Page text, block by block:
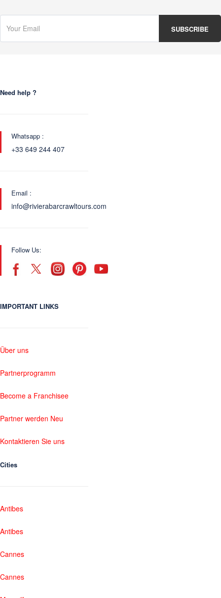
Need help ?
Whatsapp :
+33 649 244 407
Email :
info@rivierabarcrawltours.com
Follow Us:
IMPORTANT LINKS
Über uns
Partnerprogramm
Become a Franchisee
Partner werden Neu
Kontaktieren Sie uns
Cities
Antibes
Antibes
Cannes
Cannes